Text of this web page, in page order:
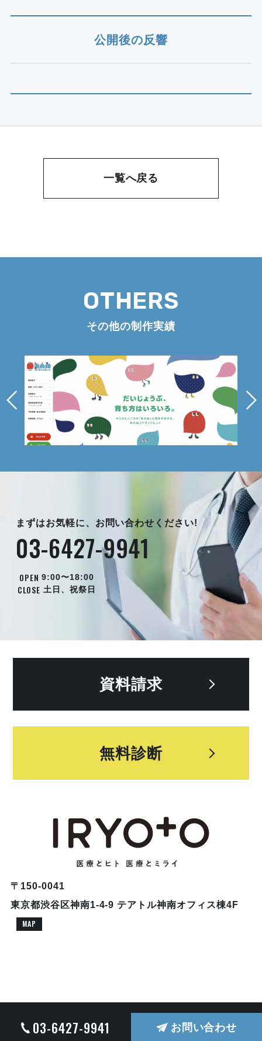
公開後の反響
一覧へ戻る
OTHERS
その他の制作実績
まずはお気軽に、お問い合わせください!
03-6427-9941
OPEN 9:00〜18:00
CLOSE 土日、祝祭日
資料請求
無料診断
〒150-0041
東京都渋谷区神南1-4-9 テアトル神南オフィス棟4F
MAP
© COPYRIGHT 2026 株式会社ドクターブリッジ ALL RIGHTS RESERVED.
03-6427-9941 お問い合わせ